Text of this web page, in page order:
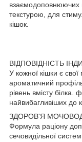
взаємодоповнюючих
текстурою, для
кішок.
ВІДПОВІДНІСТЬ
У кожної кішки є
ароматичний
рівень вмісту
найвибагливіших до
ЗДОРОВ'Я
Формула раціону
сечовидільної